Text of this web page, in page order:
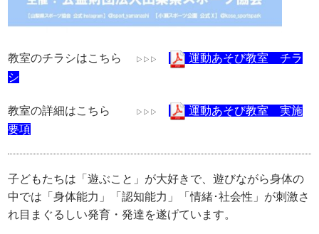
教室のチラシはこちら ▷▷▷
運動あそび教室 チラ
シ
教室の詳細はこちら ▷▷▷
運動あそび教室 実施
要項
子どもたちは「遊ぶこと」が大好きで、遊びながら身体の
中では「身体能力」「認知能力」「情緒･社会性」が刺激さ
れ目まぐるしい発育・発達を遂げています。